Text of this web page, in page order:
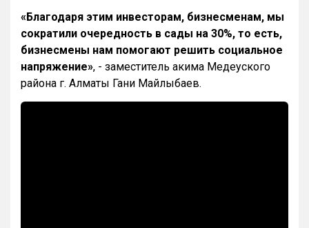
«Благодаря этим инвесторам, бизнесменам, мы
сократили очередность в сады на 30%, то есть,
бизнесмены нам помогают решить социальное
напряжение», - заместитель акима Медеуского
района г. Алматы Гани Майлыбаев.